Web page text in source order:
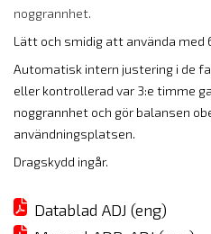
noggrannhet.
Lätt och smidig att använda med
Automatisk intern justering i de
eller kontrollerad var 3:e timme
noggrannhet och gör balansen
användningsplatsen.
Dragskydd ingår.
Datablad ADJ (eng)